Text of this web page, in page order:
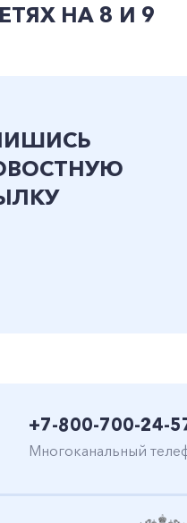
НА 8 И 9
+7-800-700-24-
Многоканальный